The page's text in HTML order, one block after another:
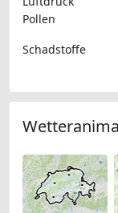
Pollen
Schadstoffe